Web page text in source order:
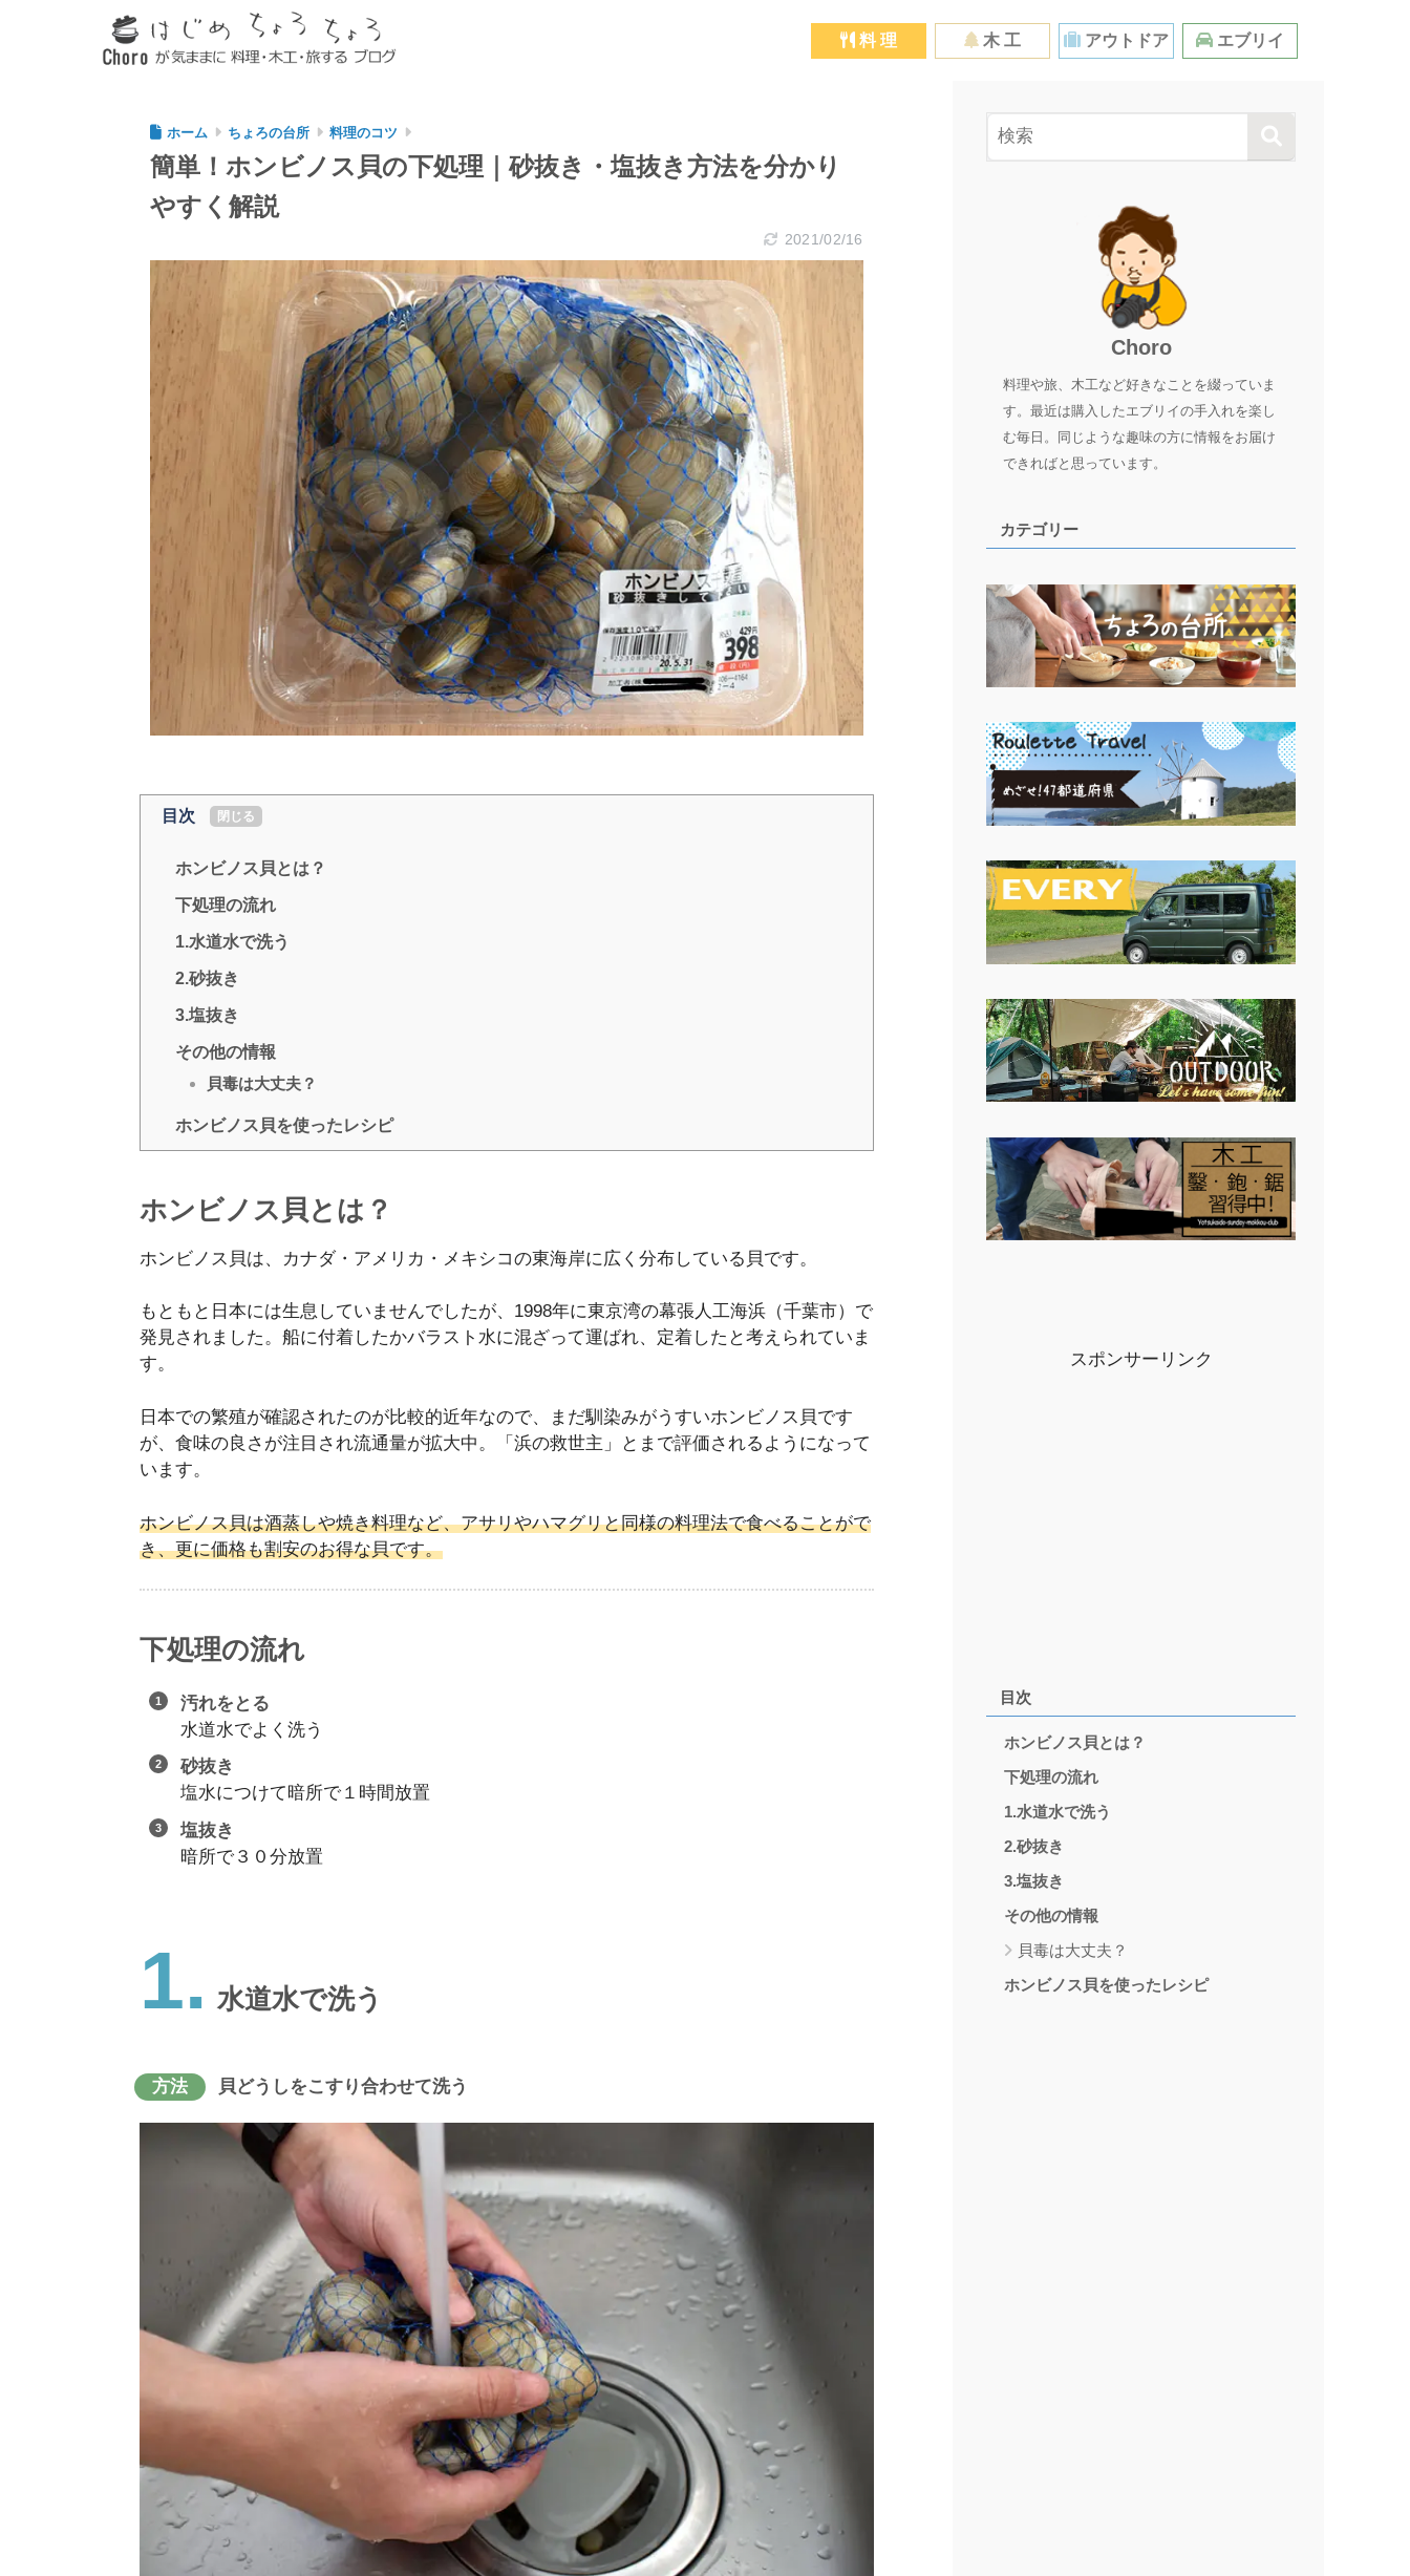
料 理 木 工 アウトドア エブリイ
ホーム ちょろの台所 料理のコツ
簡単！ホンビノス貝の下処理｜砂抜き・塩抜き方法を分かり
やすく解説
2021/02/16
目次 閉じる
ホンビノス貝とは？
下処理の流れ
1.水道水で洗う
2.砂抜き
3.塩抜き
その他の情報
貝毒は大丈夫？
ホンビノス貝を使ったレシピ
ホンビノス貝とは？
ホンビノス貝は、カナダ・アメリカ・メキシコの東海岸に広く分布している貝です。
もともと日本には生息していませんでしたが、1998年に東京湾の幕張人工海浜（千葉市）で
発見されました。船に付着したかバラスト水に混ざって運ばれ、定着したと考えられていま
す。
日本での繁殖が確認されたのが比較的近年なので、まだ馴染みがうすいホンビノス貝です
が、食味の良さが注目され流通量が拡大中。「浜の救世主」とまで評価されるようになって
います。
ホンビノス貝は酒蒸しや焼き料理など、アサリやハマグリと同様の料理法で食べることがで
き、更に価格も割安のお得な貝です。
下処理の流れ
汚れをとる
水道水でよく洗う
砂抜き
塩水につけて暗所で１時間放置
塩抜き
暗所で３０分放置
1. 水道水で洗う
方法 貝どうしをこすり合わせて洗う
Choro
料理や旅、木工など好きなことを綴っていま
す。最近は購入したエブリイの手入れを楽し
む毎日。同じような趣味の方に情報をお届け
できればと思っています。
カテゴリー
スポンサーリンク
目次
ホンビノス貝とは？
下処理の流れ
1.水道水で洗う
2.砂抜き
3.塩抜き
その他の情報
貝毒は大丈夫？
ホンビノス貝を使ったレシピ